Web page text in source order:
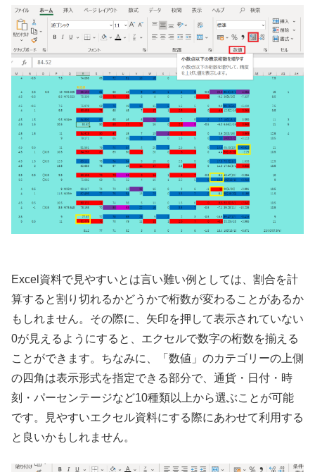
Excel資料で見やすいとは言い難い例としては、割合を計
算すると割り切れるかどうかで桁数が変わることがあるか
もしれません。その際に、矢印を押して表示されていない
0が見えるようにすると、エクセルで数字の桁数を揃える
ことができます。ちなみに、「数値」のカテゴリーの上側
の四角は表示形式を指定できる部分で、通貨・日付・時
刻・パーセンテージなど10種類以上から選ぶことが可能
です。見やすいエクセル資料にする際にあわせて利用する
と良いかもしれません。